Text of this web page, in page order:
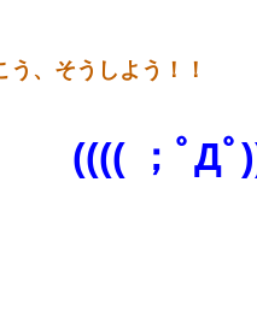
、そうしよう！！
(((( ；ﾟДﾟ